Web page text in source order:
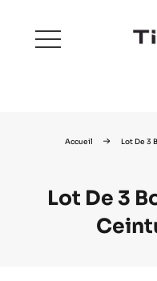
menu
Accueil Lot De 3
Lot De 3